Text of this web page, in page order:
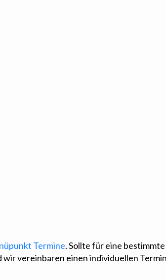
Termine. Sollte für eine
wir vereinbaren einen individuellen